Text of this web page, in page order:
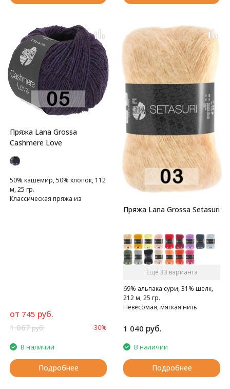
Пряжа Lana Grossa
Cashmere Love
50% кашемир, 50% хлопок, 112
м, 25 гр.
Классическая пряжа из
от 745 руб.
1 067руб. -30%
В наличии
Подробнее
Пряжа Lana Grossa Setasuri
Ещё 33 варианта
69% альпака сури, 31% шелк,
212 м, 25 гр.
Невесомая, мягкая нить
1 040 руб.
В наличии
Подробнее